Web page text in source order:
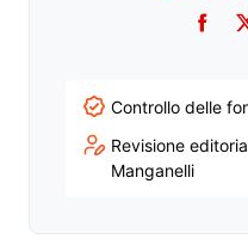
Controllo delle
Revisione
Manganelli